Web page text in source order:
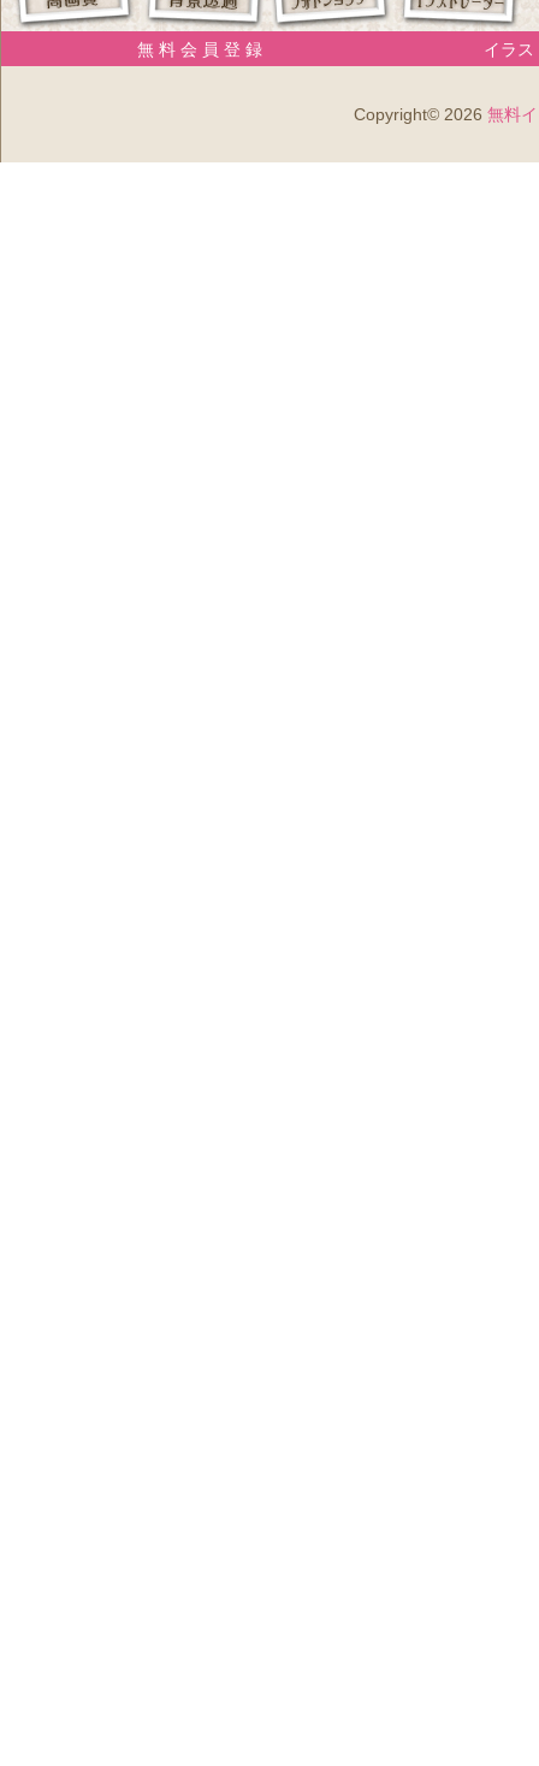
無 料 会 員 登 録 イラス
Copyright© 2026 無料